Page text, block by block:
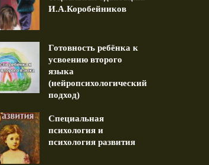
И.А.Коробейников
Готовность ребёнка к
усвоению второго
языка
(нейропсихологический
подход)
Специальная
психология и
психология развития